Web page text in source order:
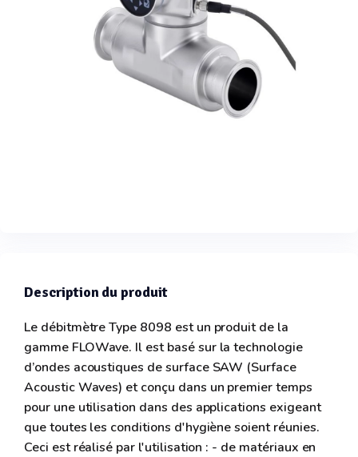
Description du produit
Le débitmètre Type 8098 est un produit de la
gamme FLOWave. Il est basé sur la technologie
d’ondes acoustiques de surface SAW (Surface
Acoustic Waves) et conçu dans un premier temps
pour une utilisation dans des applications exigeant
que toutes les conditions d'hygiène soient réunies.
Ceci est réalisé par l'utilisation : - de matériaux en